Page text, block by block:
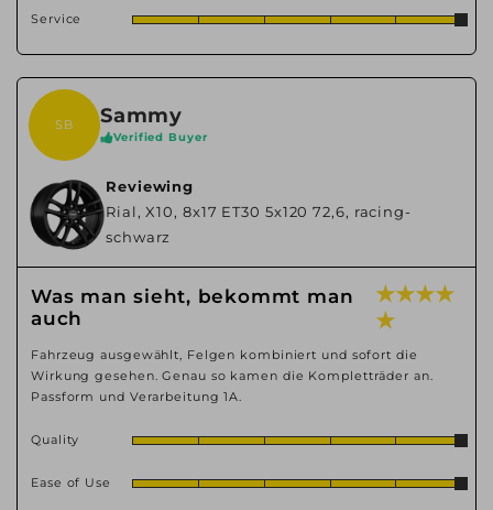
Service
SB Sammy
Verified Buyer
Reviewing
Rial, X10, 8x17 ET30 5x120 72,6, racing-
schwarz
Was man sieht, bekommt man
auch
★ ★ ★ ★
★
Fahrzeug ausgewählt, Felgen kombiniert und sofort die
Wirkung gesehen. Genau so kamen die Kompletträder an.
Passform und Verarbeitung 1A.
Quality
Ease of Use